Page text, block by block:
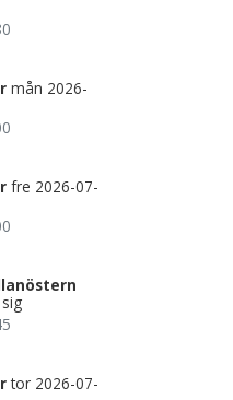
mån 2026-
fre 2026-07-
tor 2026-07-